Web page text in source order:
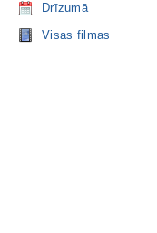
Drīzumā
Visas filmas